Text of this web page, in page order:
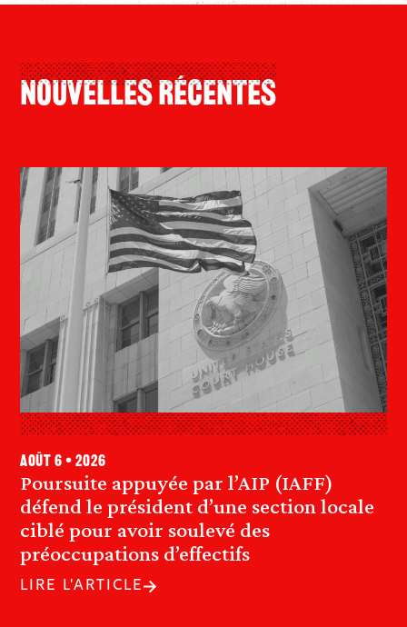
Nouvelles Récentes
Poursuite appuyée par l’AIP (IAFF)
défend le président d’une section locale
ciblé pour avoir soulevé des
préoccupations d’effectifs
août 6 • 2026
LIRE L'ARTICLE